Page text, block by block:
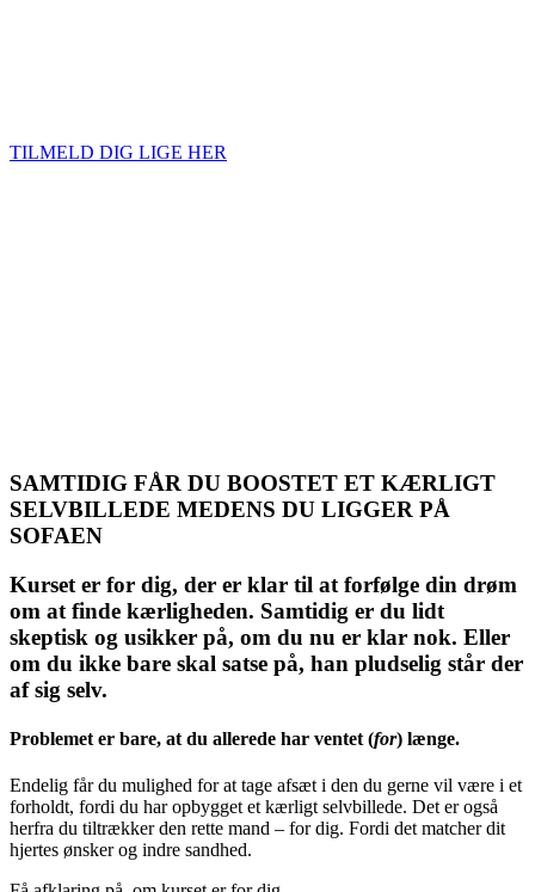
TILMELD DIG LIGE HER
SAMTIDIG FÅR DU BOOSTET ET KÆRLIGT
SELVBILLEDE MEDENS DU LIGGER PÅ
SOFAEN
Kurset er for dig, der er klar til at forfølge din drøm
om at finde kærligheden. Samtidig er du lidt
skeptisk og usikker på, om du nu er klar nok. Eller
om du ikke bare skal satse på, han pludselig står der
af sig selv.
Problemet er bare, at du allerede har ventet (for) længe.
Endelig får du mulighed for at tage afsæt i den du gerne vil være i et
forholdt, fordi du har opbygget et kærligt selvbillede. Det er også
herfra du tiltrækker den rette mand – for dig. Fordi det matcher dit
hjertes ønsker og indre sandhed.